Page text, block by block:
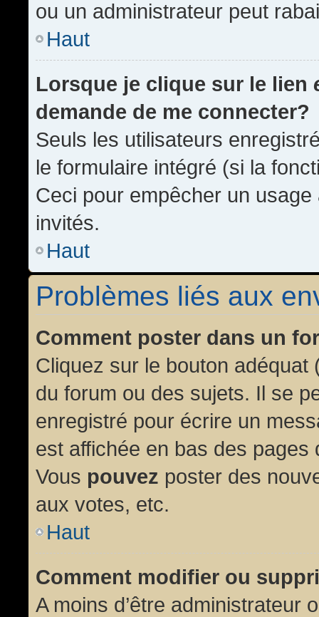
ou un administrateur peut
Haut
Lorsque je clique sur le lien
demande de me connecter?
Seuls les utilisateurs
le formulaire intégré (si la
Ceci pour empêcher un
invités.
Haut
Problèmes liés aux
Comment poster dans un
Cliquez sur le bouton
du forum ou des sujets. Il se
enregistré pour écrire un
est affichée en bas des
Vous pouvez poster des
aux votes, etc.
Haut
Comment modifier ou
A moins d’être administrateur